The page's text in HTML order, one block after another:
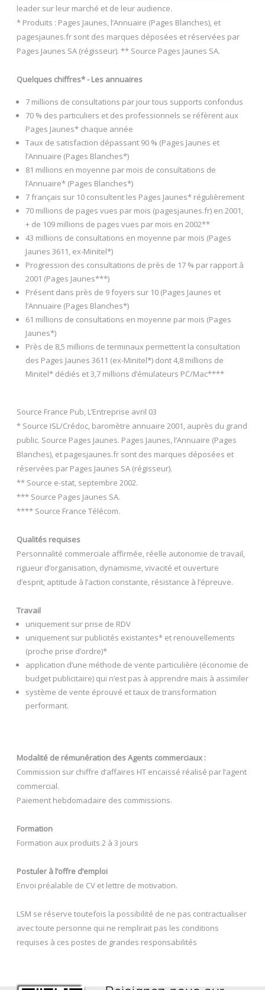
leader sur leur marché et de leur audience.
* Produits : Pages Jaunes, l’Annuaire (Pages Blanches), et
pagesjaunes.fr sont des marques déposées et réservées par
Pages Jaunes SA (régisseur). ** Source Pages Jaunes SA.
Quelques chiffres* - Les annuaires
7 millions de consultations par jour tous supports confondus
70 % des particuliers et des professionnels se réfèrent aux
Pages Jaunes* chaque année
Taux de satisfaction dépassant 90 % (Pages Jaunes et
l’Annuaire (Pages Blanches*)
81 millions en moyenne par mois de consultations de
l’Annuaire* (Pages Blanches*)
7 français sur 10 consultent les Pages Jaunes* régulièrement
70 millions de pages vues par mois (pagesjaunes.fr) en 2001,
+ de 109 millions de pages vues par mois en 2002**
43 millions de consultations en moyenne par mois (Pages
Jaunes 3611, ex-Minitel*)
Progression des consultations de près de 17 % par rapport à
2001 (Pages Jaunes***)
Présent dans près de 9 foyers sur 10 (Pages Jaunes et
l’Annuaire (Pages Blanches*)
61 millions de consultations en moyenne par mois (Pages
Jaunes*)
Près de 8,5 millions de terminaux permettent la consultation
des Pages Jaunes 3611 (ex-Minitel*) dont 4,8 millions de
Minitel* dédiés et 3,7 millions d’émulateurs PC/Mac****
Source France Pub, L’Entreprise avril 03
* Source ISL/Crédoc, baromètre annuaire 2001, auprès du grand
public. Source Pages Jaunes. Pages Jaunes, l’Annuaire (Pages
Blanches), et pagesjaunes.fr sont des marques déposées et
réservées par Pages Jaunes SA (régisseur).
** Source e-stat, septembre 2002.
*** Source Pages Jaunes SA.
**** Source France Télécom.
Qualités requises
Personnalité commerciale affirmée, réelle autonomie de travail,
rigueur d’organisation, dynamisme, vivacité et ouverture
d’esprit, aptitude à l’action constante, résistance à l’épreuve.
Travail
uniquement sur prise de RDV
uniquement sur publicités existantes* et renouvellements
(proche prise d’ordre)*
application d’une méthode de vente particulière (économie de
budget publicitaire) qui n’est pas à apprendre mais à assimiler
système de vente éprouvé et taux de transformation
performant.
Modalité de rémunération des Agents commerciaux :
Commission sur chiffre d’affaires HT encaissé réalisé par l’agent
commercial.
Paiement hebdomadaire des commissions.
Formation
Formation aux produits 2 à 3 jours
Postuler à l’offre d’emploi
Envoi préalable de CV et lettre de motivation.
LSM se réserve toutefois la possibilité de ne pas contractualiser
avec toute personne qui ne remplirait pas les conditions
requises à ces postes de grandes responsabilités